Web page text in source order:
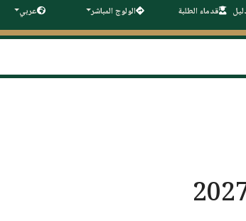
قدماء الطلبة الولوج المباشر عربي